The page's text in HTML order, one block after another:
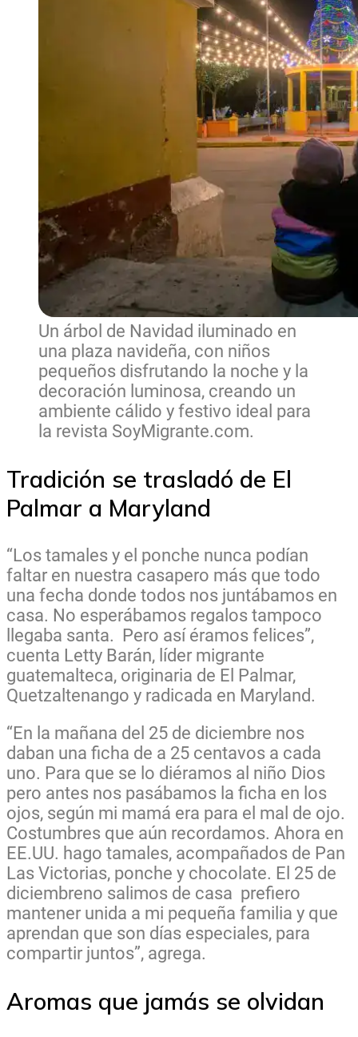
Un árbol de Navidad iluminado en
una plaza navideña, con niños
pequeños disfrutando la noche y la
decoración luminosa, creando un
ambiente cálido y festivo ideal para
la revista SoyMigrante.com.
Tradición se trasladó de El
Palmar a Maryland
“Los tamales y el ponche nunca podían
faltar en nuestra casapero más que todo
una fecha donde todos nos juntábamos en
casa. No esperábamos regalos tampoco
llegaba santa. Pero así éramos felices”,
cuenta Letty Barán, líder migrante
guatemalteca, originaria de El Palmar,
Quetzaltenango y radicada en Maryland.
“En la mañana del 25 de diciembre nos
daban una ficha de a 25 centavos a cada
uno. Para que se lo diéramos al niño Dios
pero antes nos pasábamos la ficha en los
ojos, según mi mamá era para el mal de ojo.
Costumbres que aún recordamos. Ahora en
EE.UU. hago tamales, acompañados de Pan
Las Victorias, ponche y chocolate. El 25 de
diciembreno salimos de casa prefiero
mantener unida a mi pequeña familia y que
aprendan que son días especiales, para
compartir juntos”, agrega.
Aromas que jamás se olvidan